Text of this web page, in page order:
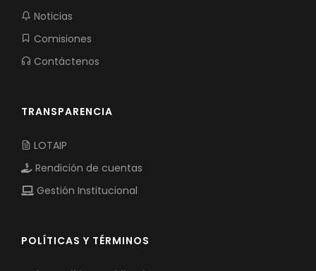
Noticias
Comisiones
Contáctenos
TRANSPARENCIA
LOTAIP
Rendición de cuentas
Gestión Institucional
POLÍTICAS Y TÉRMINOS